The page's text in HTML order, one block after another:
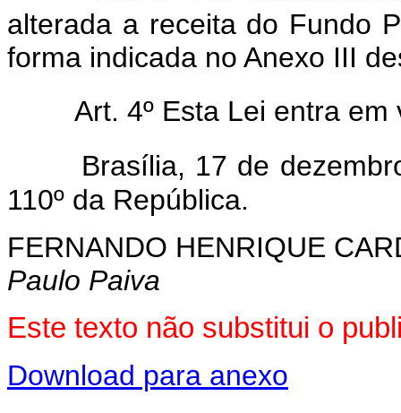
alterada a receita do Fundo
forma indicada no Anexo III
Art. 4º Esta Lei entra
Brasília, 17 de
110º da República.
FERNANDO HENRIQUE
Paulo Paiva
Este texto não substitui o
Download para anexo